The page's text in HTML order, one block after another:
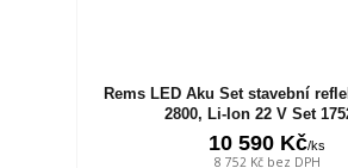
Rems LED Aku Set stavební
2800, Li-Ion 22 V Set
10 590 Kč/ks
8 752 Kč bez DPH